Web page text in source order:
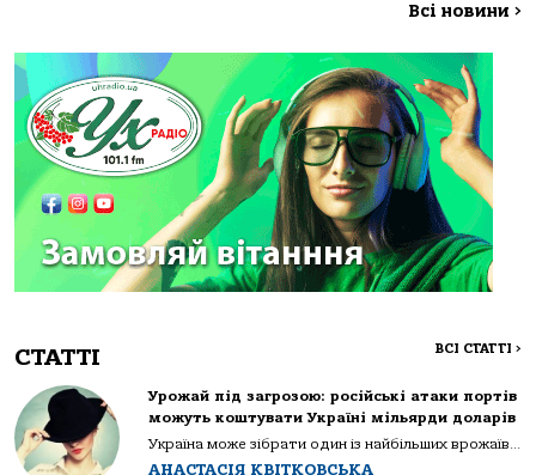
Всі новини >
СТАТТІ ВСІ СТАТТІ >
Урожай під загрозою: російські атаки портів
можуть коштувати Україні мільярди доларів
Україна може зібрати один із найбільших врожаїв...
АНАСТАСІЯ КВІТКОВСЬКА